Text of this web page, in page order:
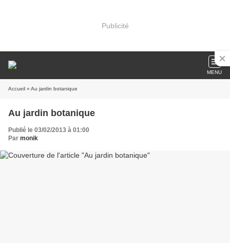
Publicité
MENU
Accueil » Au jardin botanique
Au jardin botanique
Publié le 03/02/2013 à 01:00
Par monik